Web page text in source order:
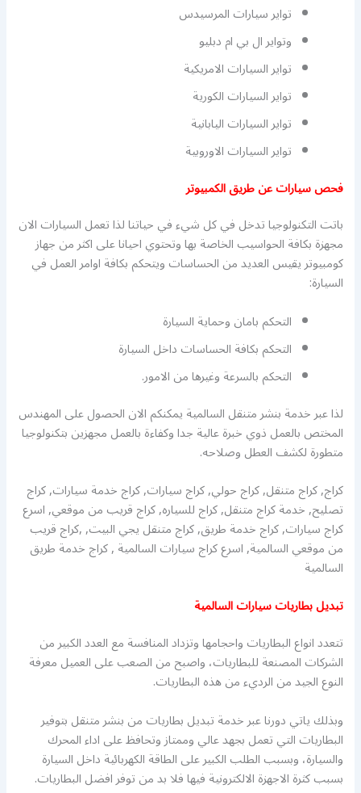
تواير سيارات المرسيدس
وتواير ال بي ام دبليو
تواير السيارات الامريكية
تواير السيارات الكورية
تواير السيارات اليابانية
تواير السيارات الاوروبية
فحص سيارات عن طريق الكمبيوتر
باتت التكنولوجيا تدخل في كل شيء في حياتنا لذا تعمل السيارات الان
مجهزة بكافة الحواسيب الخاصة بها وتحتوي احيانا على اكثر من جهاز
كومبيوتر يقيس العديد من الحساسات ويتحكم بكافة اوامر العمل في
السيارة:
التحكم بامان وحماية السيارة
التحكم بكافة الحساسات داخل السيارة
التحكم بالسرعة وغيرها من الامور.
لذا عبر خدمة بنشر متنقل السالمية يمكنكم الان الحصول على المهندس
المختص بالعمل ذوي خبرة عالية جدا وكفاءة بالعمل مجهزين بتكنولوجيا
متطورة لكشف العطل وصلاحه.
كراج, كراج متنقل, كراج حولي, كراج سيارات, كراج خدمة سيارات, كراج
تصليح, خدمة كراج متنقل, كراج للسياره, كراج قريب من موقعي, اسرع
كراج سيارات, كراج خدمة طريق, كراج متنقل يجي البيت, ,كراج قريب
من موقعي السالمية, اسرع كراج سيارات السالمية , كراج خدمة طريق
السالمية
تبديل بطاريات سيارات السالمية
تتعدد انواع البطاريات واحجامها وتزداد المنافسة مع العدد الكبير من
الشركات المصنعة للبطاريات، واصبح من الصعب على العميل معرفة
النوع الجيد من الرديء من هذه البطاريات.
وبذلك ياتي دورنا عبر خدمة تبديل بطاريات من بنشر متنقل بتوفير
البطاريات التي تعمل بجهد عالي وممتاز وتحافظ على اداء المحرك
والسيارة، وبسبب الطلب الكبير على الطاقة الكهربائية داخل السيارة
بسبب كثرة الاجهزة الالكترونية فيها فلا بد من توفر افضل البطاريات.